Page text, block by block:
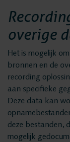
Cloud
Branches
Providers
overige
Het is mogelijk
bronnen en de
recording
aan specifieke
Deze data kan
deze bestanden,
mogelijk